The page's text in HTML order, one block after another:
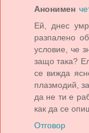
Анонимен
Ей, днес
разпалено
условие, че
защо така?
се вижда
плазмодий,
да не ти е
как да се
Отговор